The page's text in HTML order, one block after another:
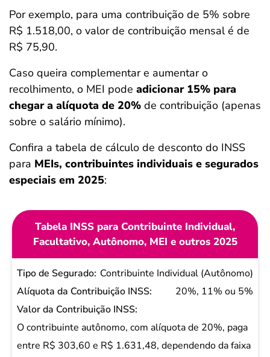
Por exemplo, para uma contribuição de 5% sobre
R$ 1.518,00, o valor de contribuição mensal é de
R$ 75,90.
Caso queira complementar e aumentar o
recolhimento, o MEI pode adicionar 15% para
chegar a alíquota de 20% de contribuição (apenas
sobre o salário mínimo).
Confira a tabela de cálculo de desconto do INSS
para MEIs, contribuintes individuais e segurados
especiais em 2025:
Tabela INSS para Contribuinte Individual,
Facultativo, Autônomo, MEI e outros 2025
Tipo de
Segurado
Alíquota da
Contribuição
INSS
Contribuinte Individual (Autônomo)
20%, 11% ou 5%
O contribuinte autônomo, com alíquota de 20%, paga
entre R$ 303,60 e R$ 1.631,48, dependendo da faixa